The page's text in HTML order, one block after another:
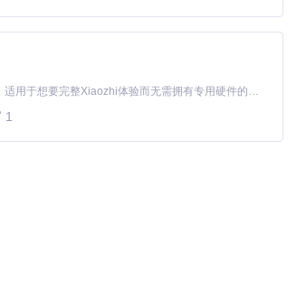
刷和电子教材使用。
基于Python的Xiaozhi AI，适用于想要完整Xiaozhi体验而无需拥有专用硬件的用户。
1